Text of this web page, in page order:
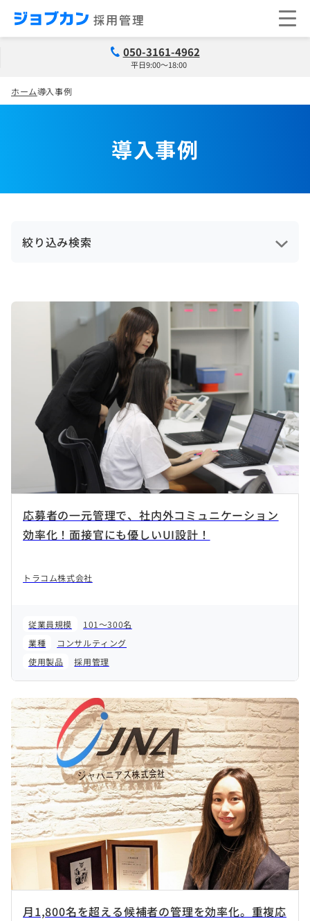
050-3161-4962
平日9:00～18:00
ホーム導入事例
導入事例
絞り込み検索
すべてを選択
51～100名 101～300名 301～1000名
1001名以上
業種
すべてを選択
製造・メーカー 流通・卸売・小売 金融
サービス 建設・不動産 運輸・交通 飲食・外食
ホテル・旅行 医療・介護・福祉 コンサルティング
マスコミ・広告・マーケティング 士業
応募者の一元管理で、社内外コミュニケーション
効率化！面接官にも優しいUI設計！
トラコム株式会社
従業員規模
101～300名
業種
コンサルティング
使用製品
採用管理
月1,800名を超える候補者の管理を効率化。重複応